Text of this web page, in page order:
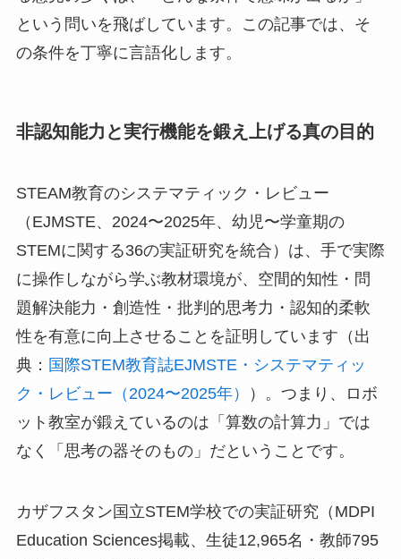
という問いを飛ばしています。この記事では、そ
の条件を丁寧に言語化します。
非認知能力と実行機能を鍛え上げる真の目的
STEAM教育のシステマティック・レビュー
（EJMSTE、2024〜2025年、幼児〜学童期の
STEMに関する36の実証研究を統合）は、手で実際
に操作しながら学ぶ教材環境が、空間的知性・問
題解決能力・創造性・批判的思考力・認知的柔軟
性を有意に向上させることを証明しています（出
典： 国際STEM教育誌EJMSTE・システマティッ
ク・レビュー（2024〜2025年）
）。つまり、ロボ
ット教室が鍛えているのは「算数の計算力」では
なく「思考の器そのもの」だということです。
カザフスタン国立STEM学校での実証研究（MDPI
Education Sciences掲載、生徒12,965名・教師795